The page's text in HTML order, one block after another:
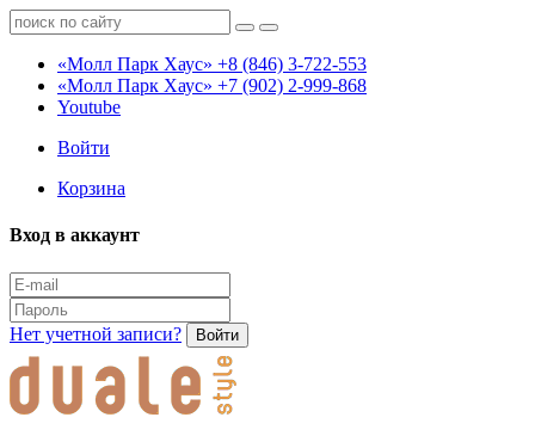
«Молл Парк Хаус» +8 (846) 3-722-553
«Молл Парк Хаус» +7 (902) 2-999-868
Youtube
Войти
Корзина
Вход в аккаунт
Нет учетной записи? Войти